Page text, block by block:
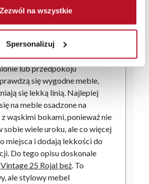
Zezwól na wszystkie
Spersonalizuj
meble
o
proporcjach
lub przedpokoju
się wygodne meble,
się lekką linią. Najlepiej
na meble osadzone na
wąskimi bokami, ponieważ nie
sobie wiele uroku, ale co więcej
miejsca i dodają lekkości do
Do tego opisu doskonale
25 Rojal beż. To
ale stylowy mebel